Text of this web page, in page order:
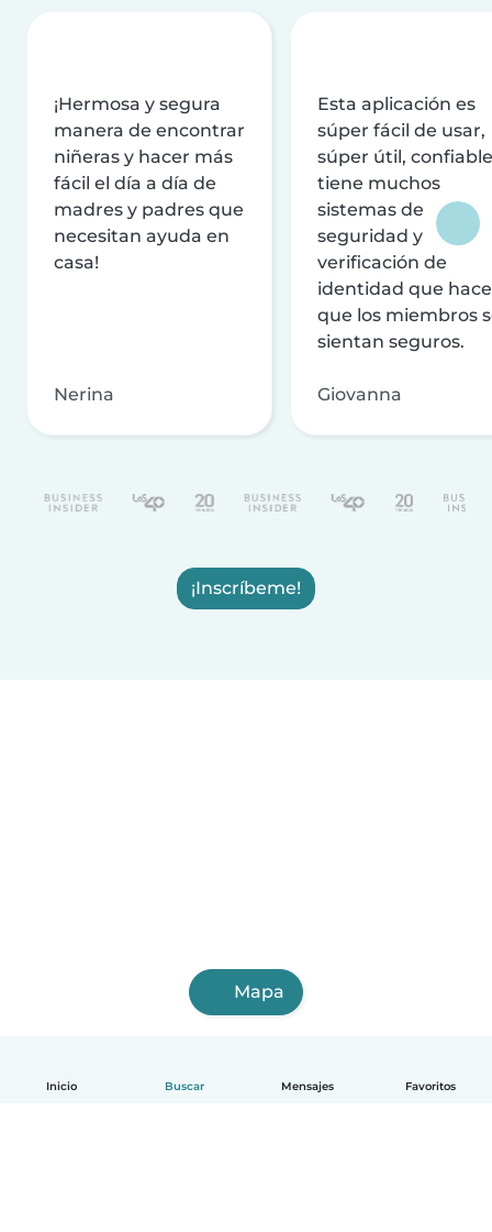
Inicio Buscar Mensajes Favoritos
¡Hermosa y segura
manera de encontrar
niñeras y hacer más
fácil el día a día de
madres y padres que
necesitan ayuda en
casa!
Nerina
Esta aplicación es
súper fácil de usar,
súper útil,
tiene muchos
sistemas de
seguridad y
verificación de
identidad que
que los miembros
sientan seguros.
Giovanna
¡Inscríbeme!
Mapa